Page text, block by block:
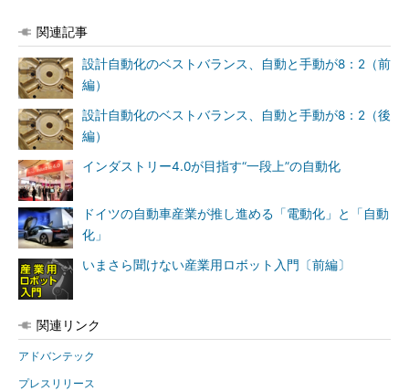
関連記事
設計自動化のベストバランス、自動と手動が8：2（前
編）
設計自動化のベストバランス、自動と手動が8：2（後
編）
インダストリー4.0が目指す“一段上”の自動化
ドイツの自動車産業が推し進める「電動化」と「自動
化」
いまさら聞けない産業用ロボット入門〔前編〕
関連リンク
アドバンテック
プレスリリース